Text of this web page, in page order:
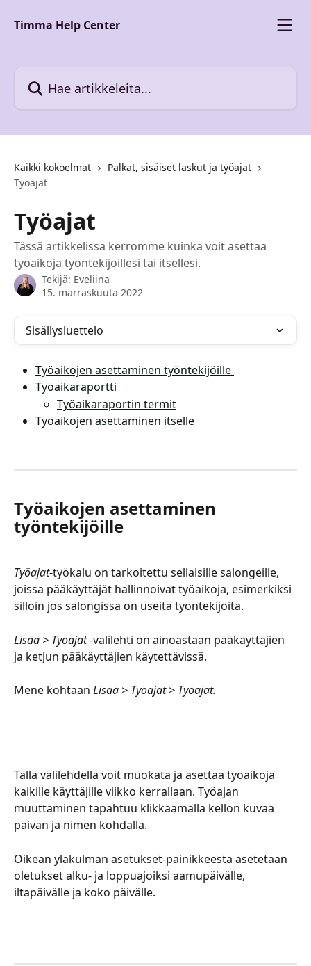
Timma Help Center
Kaikki kokoelmat
Palkat, sisäiset laskut ja työajat
Työajat
Työajat
Tässä artikkelissa kerromme kuinka voit asettaa
työaikoja työntekijöillesi tai itsellesi.
Tekijä: Eveliina
15. marraskuuta 2022
Sisällysluettelo
Työaikojen asettaminen työntekijöille
Työaikaraportti
Työaikaraportin termit
Työaikojen asettaminen itselle
Työaikojen asettaminen
työntekijöille
Työajat-työkalu on tarkoitettu sellaisille salongeille,
joissa pääkäyttäjät hallinnoivat työaikoja, esimerkiksi
silloin jos salongissa on useita työntekijöitä.
Lisää > Työajat -välilehti on ainoastaan pääkäyttäjien
ja ketjun pääkäyttäjien käytettävissä.
Mene kohtaan Lisää > Työajat > Työajat.
Tällä välilehdellä voit muokata ja asettaa työaikoja
kaikille käyttäjille viikko kerrallaan. Työajan
muuttaminen tapahtuu klikkaamalla kellon kuvaa
päivän ja nimen kohdalla.
Oikean yläkulman asetukset-painikkeesta asetetaan
oletukset alku- ja loppuajoiksi aamupäivälle,
iltapäivälle ja koko päivälle.